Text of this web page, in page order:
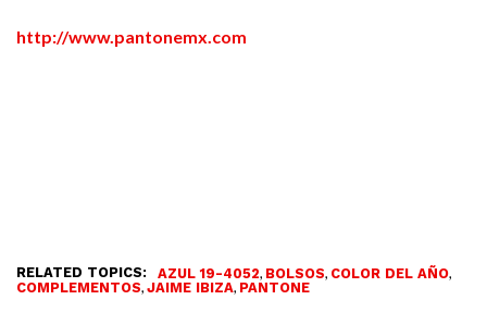
http://www.pantonemx.com
RELATED TOPICS: AZUL 19-4052, BOLSOS, COLOR DEL AÑO,
COMPLEMENTOS, JAIME IBIZA, PANTONE